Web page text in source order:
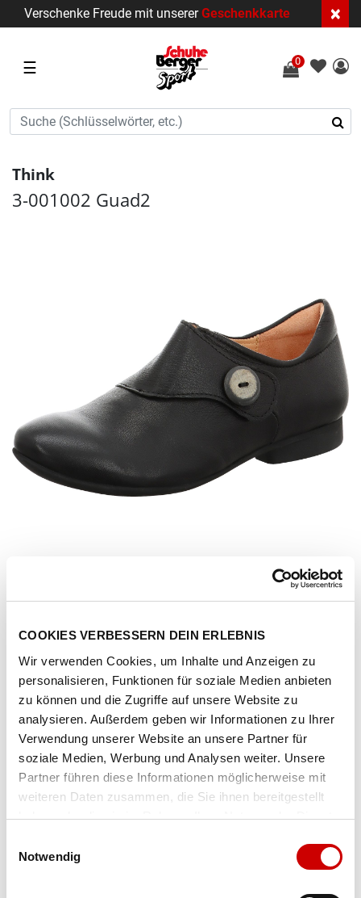
COOKIES VERBESSERN DEIN ERLEBNIS
Wir verwenden Cookies, um Inhalte und Anzeigen zu
personalisieren, Funktionen für soziale Medien anbieten
zu können und die Zugriffe auf unsere Website zu
analysieren. Außerdem geben wir Informationen zu Ihrer
Verwendung unserer Website an unsere Partner für
soziale Medien, Werbung und Analysen weiter. Unsere
Partner führen diese Informationen möglicherweise mit
weiteren Daten zusammen, die Sie ihnen bereitgestellt
haben oder die sie im Rahmen Ihrer Nutzung der Dienste
Notwendig
Verschenke Freude mit unsererGeschenkkarte ×
☰ 0
Think
3-001002 Guad2
Artikel-Nr.3-001002-0000-schwarz-goat
Farbe schwarz/goat